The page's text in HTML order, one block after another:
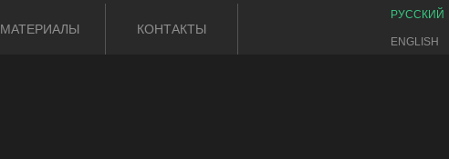
МАТЕРИАЛЫ КОНТАКТЫ
РУССКИЙ
ENGLISH